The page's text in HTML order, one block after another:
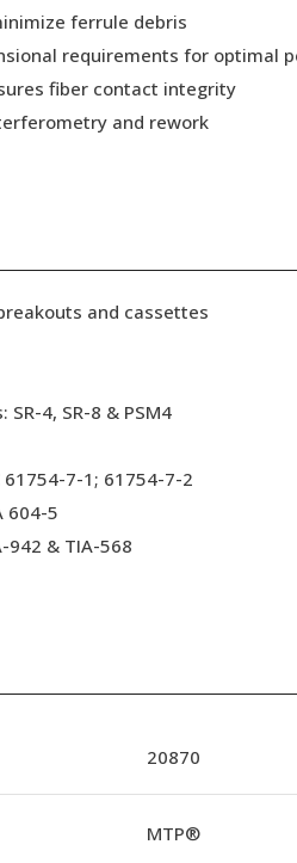
ferrule debris
requirements for optimal
fiber contact integrity
and rework
and cassettes
4, SR-8 & PSM4
61754-7-1; 61754-7-2
604-5
942 & TIA-568
20870
MTP®